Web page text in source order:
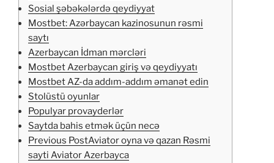
Sosial şəbəkələrdə qeydiyyat
Mostbet: Azərbaycan kazinosunun rəsmi
saytı
Azerbaycan İdman mərcləri
Mostbet Azerbaycan giriş və qeydiyyatı
Mostbet AZ-da addım-addım əmanət edin
Stolüstü oyunlar
Populyar provayderlər
Saytda bahis etmək üçün necə
Previous PostAviator oyna və qazan Rəsmi
sayti Aviator Azerbayca